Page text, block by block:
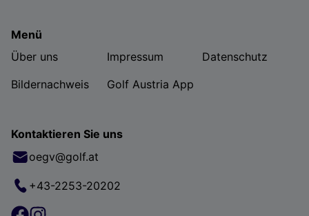
Menü
Über uns
Impressum
Datenschutz
Bildernachweis
Golf Austria App
Kontaktieren Sie uns
oegv@golf.at
+43-2253-20202